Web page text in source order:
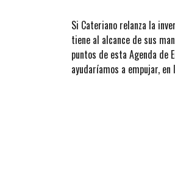
Si Cateriano relanza la
tiene al alcance de sus
puntos de esta Agenda de
ayudaríamos a empujar,